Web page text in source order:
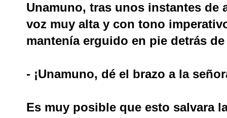
Unamuno, tras unos instantes
voz muy alta y con tono
mantenía erguido en pie detrás
- ¡Unamuno, dé el brazo a la
Es muy posible que esto salvara